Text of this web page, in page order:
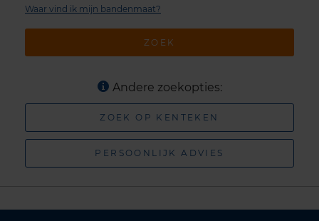
ZOEK
Waar vind ik mijn bandenmaat?
Andere zoekopties:
ZOEK OP KENTEKEN
PERSOONLIJK ADVIES